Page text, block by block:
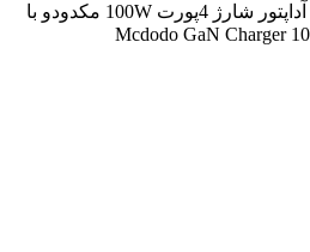
/ آداپتور شارژ 4پورت 100W مکدودو با